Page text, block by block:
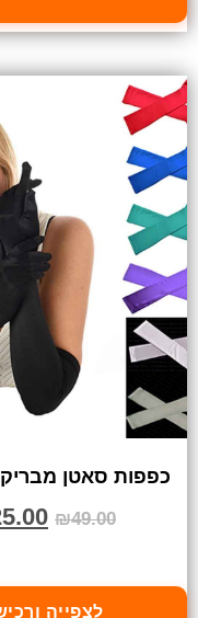
כפפות סאטן
₪49.00
לצפייה